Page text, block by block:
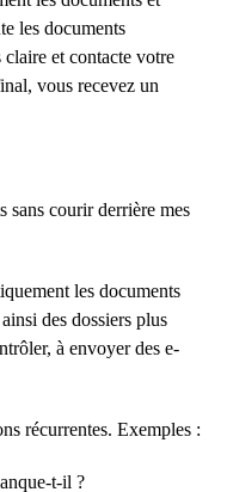
les documents
claire et contacte votre
vous recevez un
sans courir derrière mes
les documents
des dossiers plus
à envoyer des e-
récurrentes. Exemples :
t-il ?